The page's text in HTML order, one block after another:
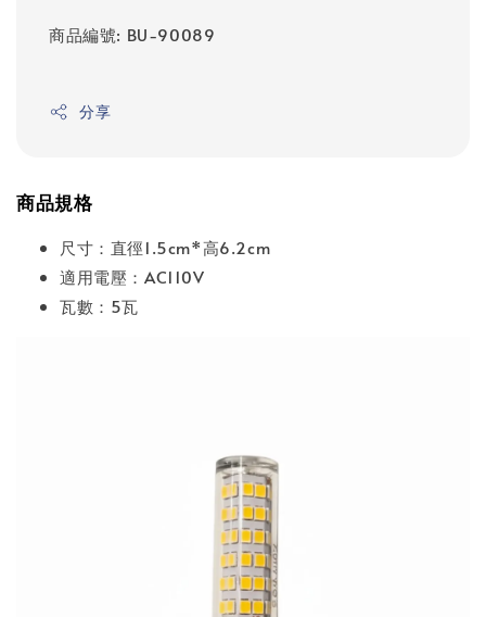
商品編號: BU-90089
分享
商品規格
尺寸：直徑1.5cm*高6.2cm
適用電壓：AC110V
瓦數：5瓦